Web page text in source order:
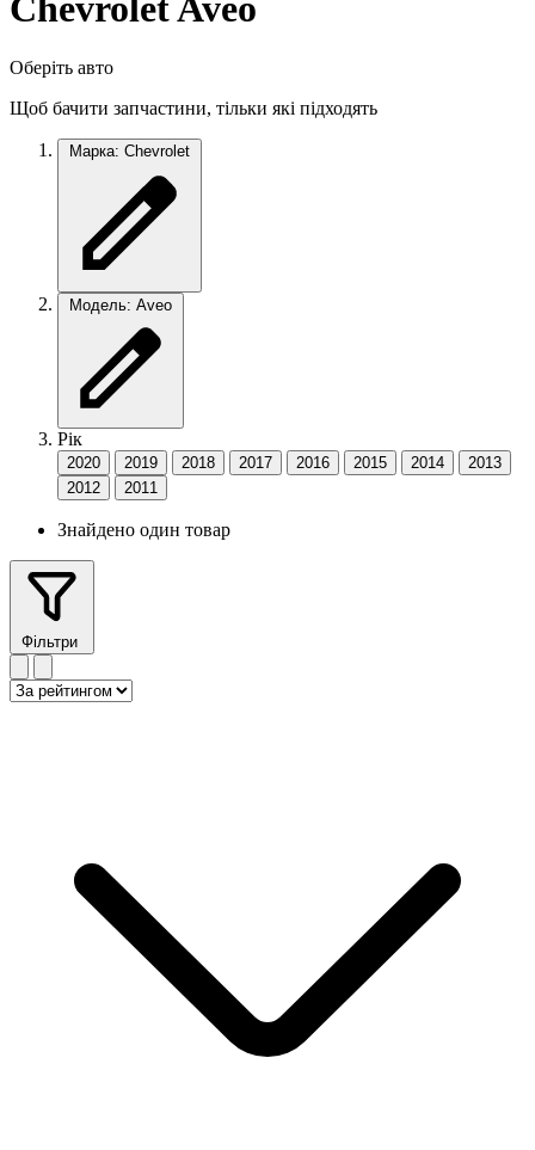
Chevrolet Aveo
Оберіть авто
Щоб бачити запчастини, тільки які підходять
Марка: Chevrolet
Модель: Aveo
Рік
2020 2019 2018 2017 2016 2015 2014
2013
2012
2011
Знайдено один товар
Фільтри